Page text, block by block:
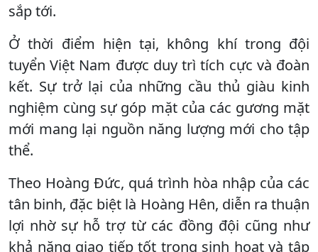
sắp tới.
Ở thời điểm hiện tại, không khí trong đội
tuyển Việt Nam được duy trì tích cực và đoàn
kết. Sự trở lại của những cầu thủ giàu kinh
nghiệm cùng sự góp mặt của các gương mặt
mới mang lại nguồn năng lượng mới cho tập
thể.
Theo Hoàng Đức, quá trình hòa nhập của các
tân binh, đặc biệt là Hoàng Hên, diễn ra thuận
lợi nhờ sự hỗ trợ từ các đồng đội cũng như
khả năng giao tiếp tốt trong sinh hoạt và tập